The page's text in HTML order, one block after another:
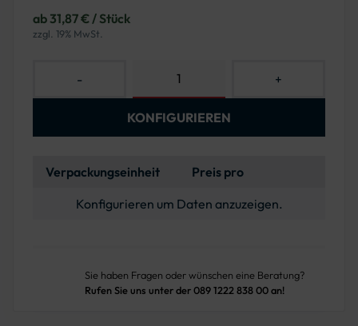
ab 31,87 € / Stück
zzgl. 19% MwSt.
- +
KONFIGURIEREN
Verpackungseinheit
Preis pro
Konfigurieren um Daten anzuzeigen.
Sie haben Fragen oder wünschen eine Beratung?
Rufen Sie uns unter der 089 1222 838 00 an!